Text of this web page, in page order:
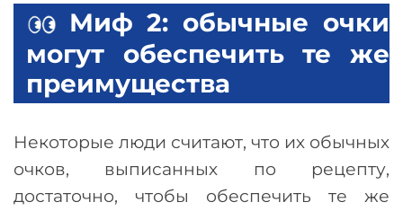
Миф 2: обычные очки
могут обеспечить те же
преимущества
Некоторые люди считают, что их обычных
очков, выписанных по рецепту,
достаточно, чтобы обеспечить те же